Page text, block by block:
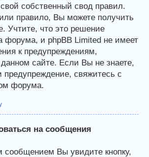
собственный свод правил.
правило, Вы можете получить
Учтите, что это решение
форума, и phpBB Limited не имеет
к предупреждениям,
сайте. Если Вы не знаете,
предупреждение, свяжитесь с
форума.
на сообщения
Вы увидите кнопку,